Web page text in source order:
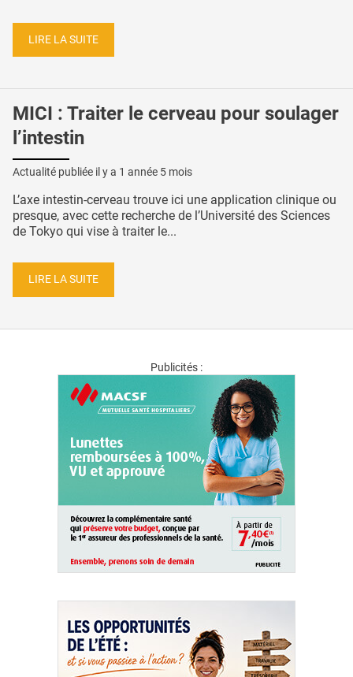
LIRE LA SUITE
MICI : Traiter le cerveau pour soulager
l’intestin
Actualité publiée il y a 1 année 5 mois
L’axe intestin-cerveau trouve ici une application clinique ou
presque, avec cette recherche de l’Université des Sciences
de Tokyo qui vise à traiter le...
LIRE LA SUITE
Publicités :